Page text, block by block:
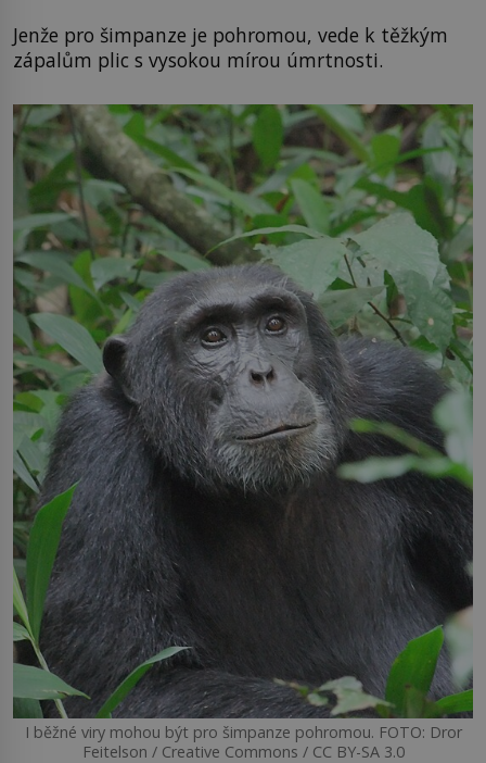
Jenže pro šimpanze je pohromou, vede k těžkým
zápalům plic s vysokou mírou úmrtnosti.
I běžné viry mohou být pro šimpanze pohromou. FOTO: Dror
Feitelson / Creative Commons / CC BY-SA 3.0